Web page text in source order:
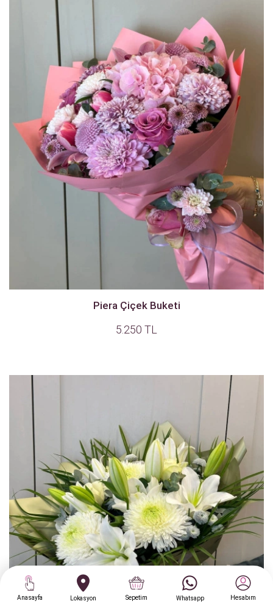
Piera Çiçek Buketi
5.250 TL
Anasayfa Lokasyon Sepetim Whatsapp Hesabım